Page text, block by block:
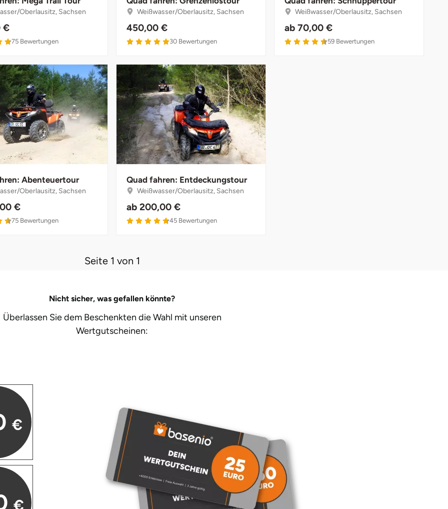
Oberlausitz, Sachsen
€
75 Bewertungen
Weißwasser/Oberlausitz, Sachsen
450,00 €
30 Bewertungen
Weißwasser/Oberlausitz, Sachsen
ab 70,00 €
59 Bewertungen
Abenteuertour
Oberlausitz, Sachsen
€
75 Bewertungen
Quad fahren: Entdeckungstour
Weißwasser/Oberlausitz, Sachsen
ab 200,00 €
45 Bewertungen
Seite 1 von 1
Nicht sicher, was gefallen könnte?
Überlassen Sie dem Beschenkten die Wahl mit unseren
Wertgutscheinen:
€
€